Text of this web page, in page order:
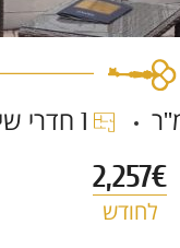
1 חדרי שינה
2,257€
לחודש